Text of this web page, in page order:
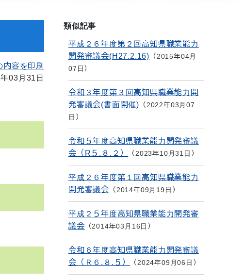
内容を印刷
03月31日
類似記事
平成２６年度第２回高知県職業能力
開発審議会(H27.2.16)
2015年04月
07日
令和３年度第３回高知県職業能力開
発審議会(書面開催)
2022年03月07
日
令和５年度高知県職業能力開発審議
会（R５.８.２）
2023年10月31日
平成２６年度第１回高知県職業能力
開発審議会
2014年09月19日
平成２５年度高知県職業能力開発審
議会
2014年03月16日
令和６年度高知県職業能力開発審議
会（Ｒ６.８.５）
2024年09月06日